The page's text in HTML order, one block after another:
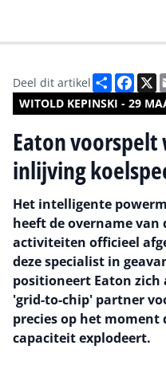
WITOLD KEPINSKI - 29
Deel dit artikel Deel X
Eaton
inlijving
Het intelligente
heeft de overname van
activiteiten officieel
deze specialist in
positioneert Eaton zich
'grid-to-chip' partner
precies op het moment
capaciteit explodeert.